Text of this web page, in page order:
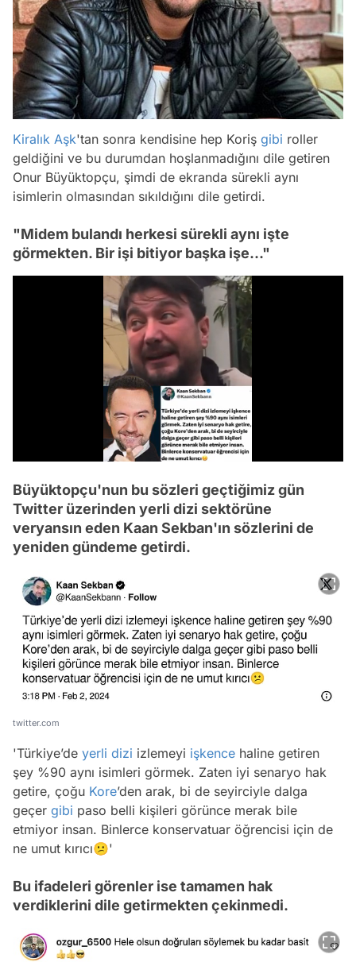
Kiralık Aşk'tan sonra kendisine hep Koriş gibi roller
geldiğini ve bu durumdan hoşlanmadığını dile getiren
Onur Büyüktopçu, şimdi de ekranda sürekli aynı
isimlerin olmasından sıkıldığını dile getirdi.
"Midem bulandı herkesi sürekli aynı işte
görmekten. Bir işi bitiyor başka işe..."
Büyüktopçu'nun bu sözleri geçtiğimiz gün
Twitter üzerinden yerli dizi sektörüne
veryansın eden Kaan Sekban'ın sözlerini de
yeniden gündeme getirdi.
twitter.com
'Türkiye’de yerli dizi izlemeyi işkence haline getiren
şey %90 aynı isimleri görmek. Zaten iyi senaryo hak
getire, çoğu Kore’den arak, bi de seyirciyle dalga
geçer gibi paso belli kişileri görünce merak bile
etmiyor insan. Binlerce konservatuar öğrencisi için de
ne umut kırıcı😕'
Bu ifadeleri görenler ise tamamen hak
verdiklerini dile getirmekten çekinmedi.